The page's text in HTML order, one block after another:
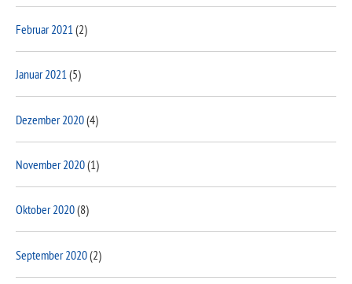
Februar 2021 (2)
Januar 2021(5)
Dezember 2020(4)
November 2020(1)
Oktober 2020(8)
September 2020(2)